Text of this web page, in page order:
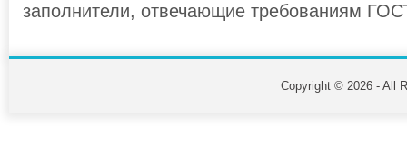
заполнители, отвечающие требованиям
Copyright © 2026 - All